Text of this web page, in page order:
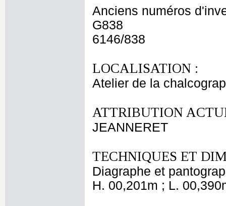
Anciens numéros
G838
6146/838
LOCALISATION :
Atelier de la
ATTRIBUTION
JEANNERET
TECHNIQUES ET
Diagraphe et
H. 00,201m ; L.